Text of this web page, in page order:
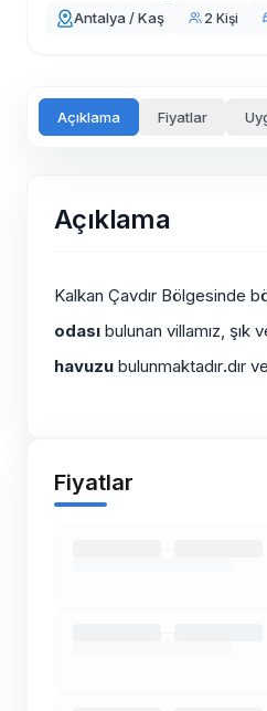
Antalya / Kaş 2 Kişi
Açıklama Fiyatlar
Açıklama
Kalkan Çavdır Bölgesinde
odası bulunan villamız, şık
havuzu bulunmaktadır.dır
Fiyatlar